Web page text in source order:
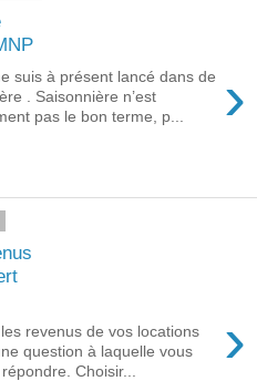
›
suis à présent lancé dans de
. Saisonnière n’est
pas le bon terme, p...
›
revenus de vos locations
question à laquelle vous
Choisir...